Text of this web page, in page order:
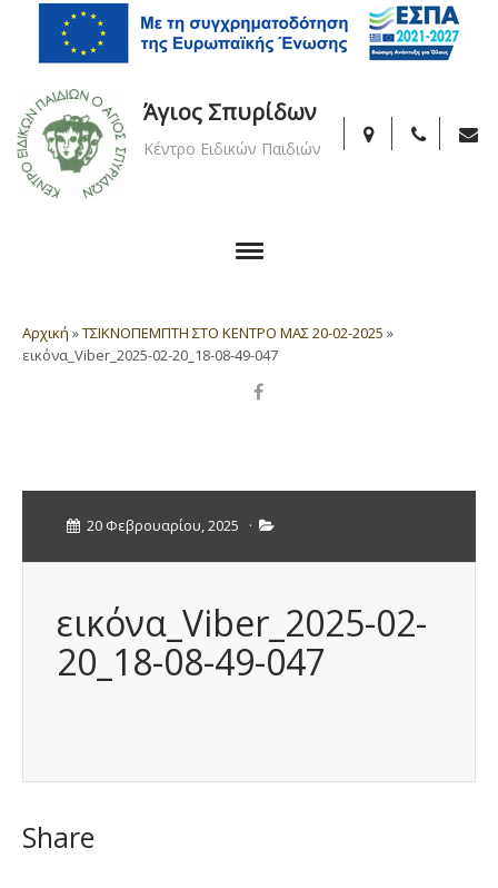
Άγιος Σπυρίδων
Κέντρο Ειδικών Παιδιών
Αρχική »ΤΣΙΚΝΟΠΕΜΠΤΗ ΣΤΟ ΚΕΝΤΡΟ ΜΑΣ 20-02-2025 »
εικόνα_Viber_2025-02-20_18-08-49-047
20 Φεβρουαρίου, 2025 ·
εικόνα_Viber_2025-02-
20_18-08-49-047
Share